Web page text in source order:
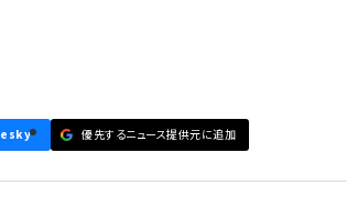
優先するニュース提供元に追加
録はこちら↑